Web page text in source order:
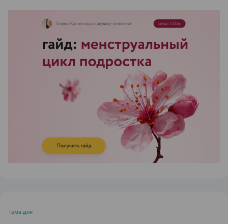
ЭФФЕКТИВНАЯ РЕКЛАМА НА САЙТЕ
Тема дня